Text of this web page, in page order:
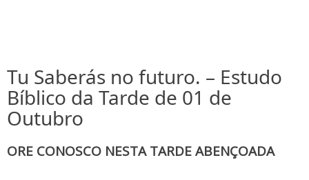
Tu Saberás no futuro. – Estudo
Bíblico da Tarde de 01 de
Outubro
ORE CONOSCO NESTA TARDE ABENÇOADA